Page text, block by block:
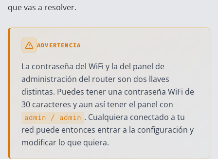
que vas a resolver.
ADVERTENCIA
La contraseña del WiFi y la del panel de
administración del router son dos llaves
distintas. Puedes tener una contraseña WiFi de
30 caracteres y aun así tener el panel con
admin / admin . Cualquiera conectado a tu
red puede entonces entrar a la configuración y
modificar lo que quiera.